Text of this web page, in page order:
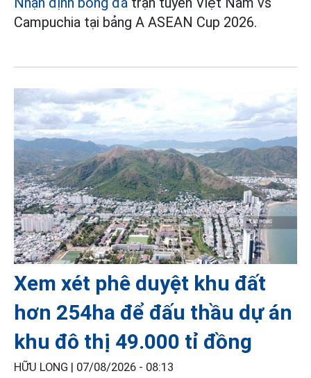
Campuchia tại bảng A ASEAN Cup 2026.
Xem xét phê duyệt khu đất
hơn 254ha để đấu thầu dự án
khu đô thị 49.000 tỉ đồng
HỮU LONG | 07/08/2026 - 08:13